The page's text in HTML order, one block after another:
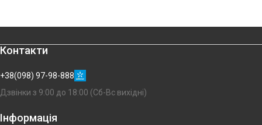
Контакти
+38(098) 97-98-888
Дзвінки з 9:00 до 18:00 (Сб-Вс вихідні)
Інформація